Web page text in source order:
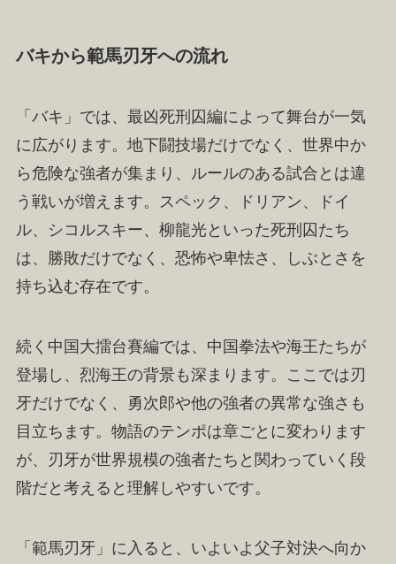
バキから範馬刃牙への流れ
「バキ」では、最凶死刑囚編によって舞台が一気
に広がります。地下闘技場だけでなく、世界中か
ら危険な強者が集まり、ルールのある試合とは違
う戦いが増えます。スペック、ドリアン、ドイ
ル、シコルスキー、柳龍光といった死刑囚たち
は、勝敗だけでなく、恐怖や卑怯さ、しぶとさを
持ち込む存在です。
続く中国大擂台賽編では、中国拳法や海王たちが
登場し、烈海王の背景も深まります。ここでは刃
牙だけでなく、勇次郎や他の強者の異常な強さも
目立ちます。物語のテンポは章ごとに変わります
が、刃牙が世界規模の強者たちと関わっていく段
階だと考えると理解しやすいです。
「範馬刃牙」に入ると、いよいよ父子対決へ向か